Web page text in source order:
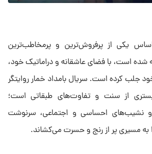
یکی از پرفروش‌ترین و پرمخاطب‌ترین
شده است، با فضای عاشقانه و دراماتیک خود،
جلب کرده است. سریال بامداد خمار روایتگر
از سنت و تفاوت‌های طبقاتی است؛
و نشیب‌های احساسی و اجتماعی، سرنوشت
مسیری پر از رنج و حسرت می‌کشاند.